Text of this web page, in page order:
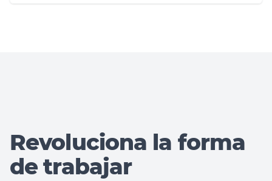
Revoluciona la forma
de trabajar